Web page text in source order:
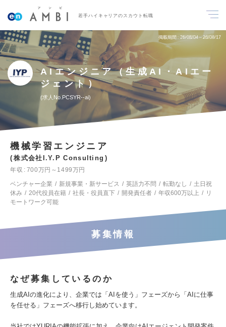
若手ハイキャリアのスカウト転職
掲載期間 26/08/04～26/08/17
AIエンジニア（生成AI・AIエー
ジェント）
求人No.PCSYR--ai
機械学習エンジニア
株式会社I.Y.P Consulting
年収
700万円～1499万円
ベンチャー企業
新規事業・新サービス 英語力不問 転勤なし
土日祝
休み
20代役員在籍 社長・役員直下 開発責任者 年収600万以上
リ
モートワーク可能
募集情報
なぜ募集しているのか
生成AIの進化により、企業では「AIを使う」フェーズから「AIに仕事
を任せる」フェーズへ移行し始めています。